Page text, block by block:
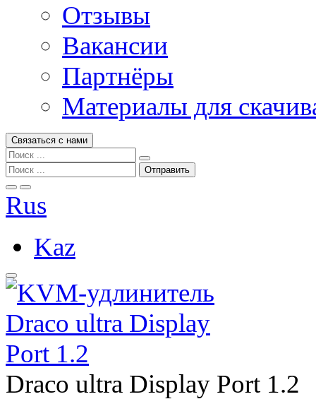
Отзывы
Вакансии
Партнёры
Материалы для
Связаться с нами
Rus
Kaz
Draco ultra Display Port 1.2